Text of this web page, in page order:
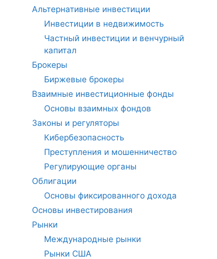
Альтернативные инвестиции
Инвестиции в недвижимость
Частный инвестиции и венчурный
капитал
Брокеры
Биржевые брокеры
Взаимные инвестиционные фонды
Основы взаимных фондов
Законы и регуляторы
Кибербезопасность
Преступления и мошенничество
Регулирующие органы
Облигации
Основы фиксированного дохода
Основы инвестирования
Рынки
Международные рынки
Рынки США